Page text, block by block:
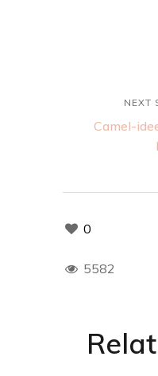
NEXT
Camel-
0
5582